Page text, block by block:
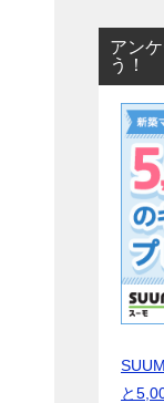
アン
う！
と